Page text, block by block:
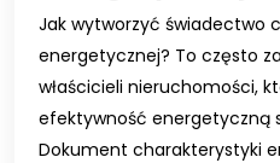
Jak wytworzyć świadectwo
energetycznej? To często
właścicieli nieruchomości,
efektywność energetyczną
Dokument charakterystyki